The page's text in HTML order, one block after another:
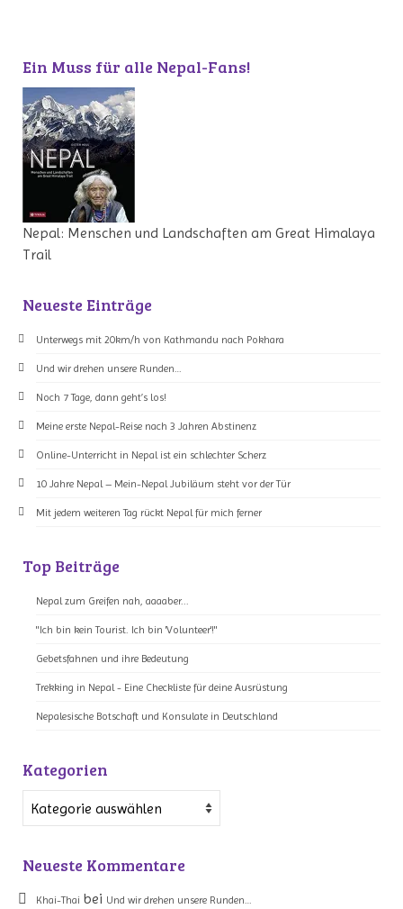
Ein Muss für alle Nepal-Fans!
Nepal: Menschen und Landschaften am Great Himalaya
Trail
Neueste Einträge
Unterwegs mit 20km/h von Kathmandu nach Pokhara
Und wir drehen unsere Runden…
Noch 7 Tage, dann geht’s los!
Meine erste Nepal-Reise nach 3 Jahren Abstinenz
Online-Unterricht in Nepal ist ein schlechter Scherz
10 Jahre Nepal – Mein-Nepal Jubiläum steht vor der Tür
Mit jedem weiteren Tag rückt Nepal für mich ferner
Top Beiträge
Nepal zum Greifen nah, aaaaber...
"Ich bin kein Tourist. Ich bin 'Volunteer'!"
Gebetsfahnen und ihre Bedeutung
Trekking in Nepal - Eine Checkliste für deine Ausrüstung
Nepalesische Botschaft und Konsulate in Deutschland
Kategorien
Kategorien
Neueste Kommentare
Khai-Thai bei Und wir drehen unsere Runden…